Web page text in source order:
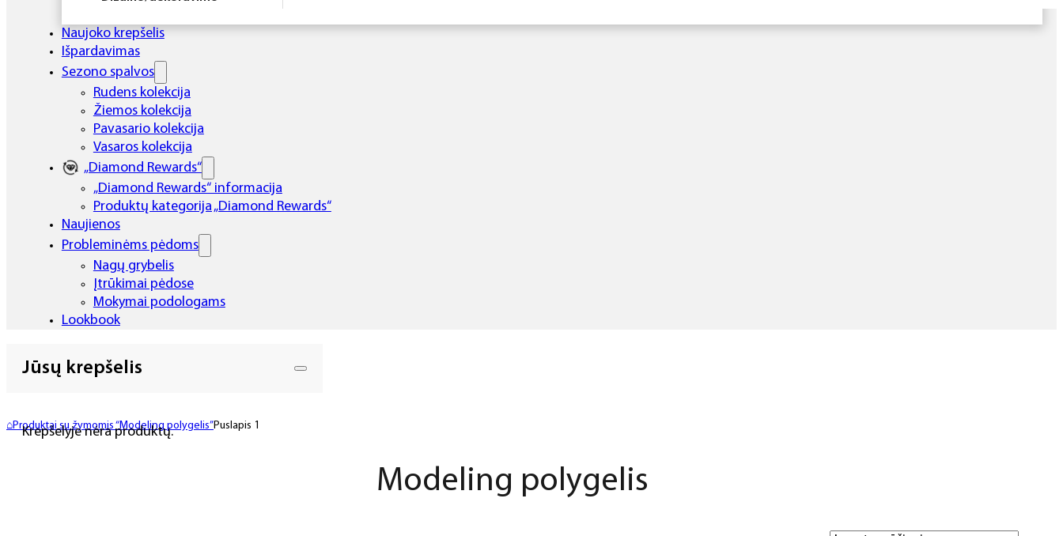
Elektros prietaisai
Higiena
Atributika
Rinkiniai
Naujoko krepšelis
Išpardavimas
Sezono spalvos
Rudens kolekcija
Žiemos kolekcija
Pavasario kolekcija
Vasaros kolekcija
„Diamond Rewards“
„Diamond Rewards“ informacija
Produktų kategorija „Diamond Rewards“
Naujienos
Probleminėms pėdoms
Nagų grybelis
Įtrūkimai pėdose
Mokymai podologams
Lookbook
Jūsų krepšelis
Krepšelyje nėra produktų.
⌂Produktai su žymomis “Modeling polygelis” Puslapis 1
Modeling polygelis